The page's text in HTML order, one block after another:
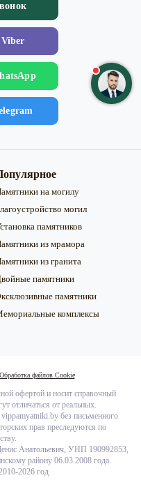
на могилу
могил
памятников
из мрамора
из гранита
памятники
памятники
комплексы
Обработка файлов Сookie
офертой и носит справочный
отличаться от реальных.
без письменного
прав преследуются по
Анатольевич, УНП 190992853,
району 06.03.2008 года.
2026 год